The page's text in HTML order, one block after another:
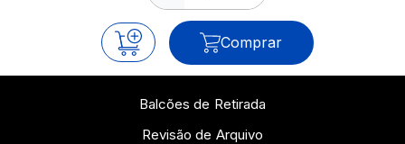
Comprar
Balcões de Retirada
Revisão de Arquivo